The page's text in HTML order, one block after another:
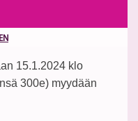
15.1.2024 klo
300e) myydään